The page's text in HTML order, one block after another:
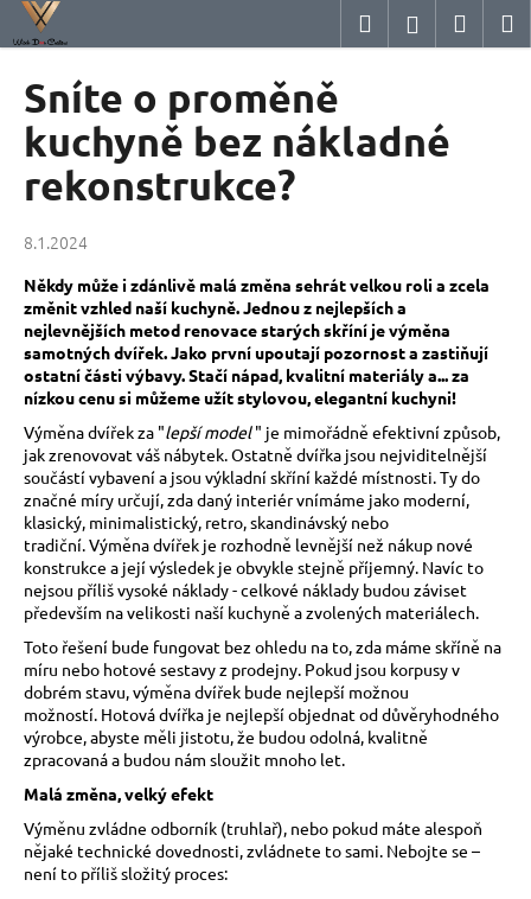
Přejít
obsah
Hledat Přihlášení
Sníte o proměně
kuchyně bez nákladné
rekonstrukce?
8.1.2024
Někdy může i zdánlivě malá změna sehrát velkou roli a zcela
změnit vzhled naší kuchyně.Jednou z nejlepších a
nejlevnějších metod renovace starých skříní je výměna
samotných dvířek.Jako první upoutají pozornost a zastiňují
ostatní části výbavy.Stačí nápad, kvalitní materiály a... za
nízkou cenu si můžeme užít stylovou, elegantní kuchyni!
Výměna dvířek za "lepší model" je mimořádně efektivní způsob,
jak zrenovovat váš nábytek. Ostatně dvířka jsou nejviditelnější
součástí vybavení a jsou výkladní skříní každé místnosti. Ty do
značné míry určují, zda daný interiér vnímáme jako moderní,
klasický, minimalistický, retro, skandinávský nebo
tradiční. Výměna dvířek je rozhodně levnější než nákup nové
konstrukce a její výsledek je obvykle stejně příjemný. Navíc to
nejsou příliš vysoké náklady - celkové náklady budou záviset
především na velikosti naší kuchyně a zvolených materiálech.
Toto řešení bude fungovat bez ohledu na to, zda máme skříně na
míru nebo hotové sestavy z prodejny. Pokud jsou korpusy v
dobrém stavu, výměna dvířek bude nejlepší možnou
možností. Hotová dvířka je nejlepší objednat od důvěryhodného
výrobce, abyste měli jistotu, že budou odolná, kvalitně
zpracovaná a budou nám sloužit mnoho let.
Malá změna, velký efekt
Výměnu zvládne odborník (truhlař), nebo pokud máte alespoň
nějaké technické dovednosti, zvládnete to sami. Nebojte se –
není to příliš složitý proces:
o
C
o
p
t
ř
e
b
u
j
e
t
e
n
a
j
í
t
?
HLEDAT